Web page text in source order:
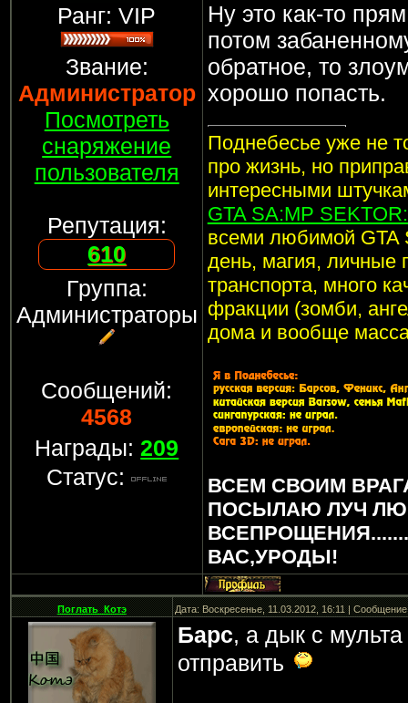
Ранг: VIP
Звание:
Администратор
Посмотреть
снаряжение
пользователя
Репутация:
610
Группа:
Администраторы
Сообщений:
4568
Награды:209
Статус:
Ну это как-то
потом
обратное, то
хорошо попасть.
Поднебесье уже не
про жизнь, но
интересными
GTA SA:MP
всеми любимой GTA
день, магия, личные
транспорта, много
фракции (зомби,
дома и вообще
ВСЕМ СВОИМ
ПОСЫЛАЮ ЛУЧ
ВАС,УРОДЫ!
Поглать_Котэ Дата: Воскресенье, 11.03.2012, 16:11 |
Барс, а дык с
отправить